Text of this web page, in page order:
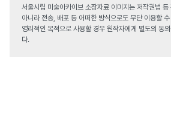
서울시립 미술아카이브 소장자료 이미지는 저작권법
아니라 전송, 배포 등 어떠한 방식으로도 무단 이용할 수
영리적인 목적으로 사용할 경우 원작자에게 별도의 동
다.